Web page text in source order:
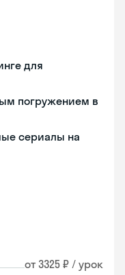
для
погружением в
сериалы на
от 3325 ₽ / урок